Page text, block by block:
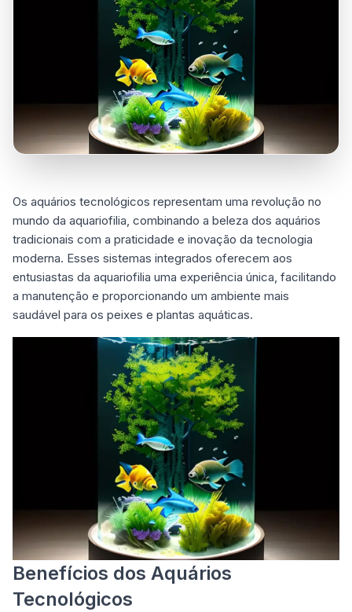
Os aquários tecnológicos representam uma revolução no
mundo da aquariofilia, combinando a beleza dos aquários
tradicionais com a praticidade e inovação da tecnologia
moderna. Esses sistemas integrados oferecem aos
entusiastas da aquariofilia uma experiência única, facilitando
a manutenção e proporcionando um ambiente mais
saudável para os peixes e plantas aquáticas.
Benefícios dos Aquários
Tecnológicos